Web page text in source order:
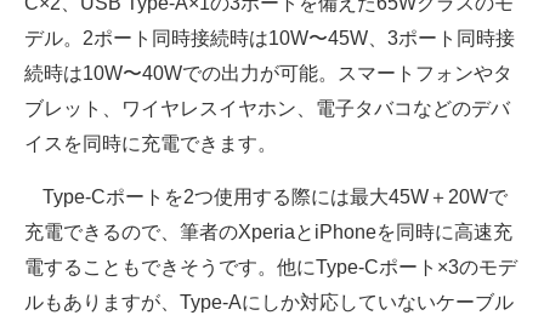
デル。2ポート同時接続時は10W〜45W、3ポート同時接
続時は10W〜40Wでの出力が可能。スマートフォンやタ
ブレット、ワイヤレスイヤホン、電子タバコなどのデバ
イスを同時に充電できます。
Type-Cポートを2つ使用する際には最大45W＋20Wで
充電できるので、筆者のXperiaとiPhoneを同時に高速充
電することもできそうです。他にType-Cポート×3のモデ
ルもありますが、Type-Aにしか対応していないケーブル